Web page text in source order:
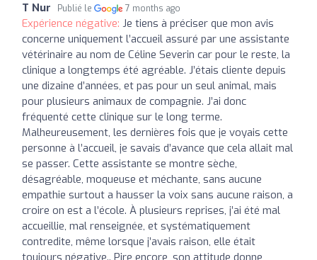
T Nur Publié le 7 months ago
Expérience négative: Je tiens à préciser que mon avis
concerne uniquement l’accueil assuré par une assistante
vétérinaire au nom de Céline Severin car pour le reste, la
clinique a longtemps été agréable. J’étais cliente depuis
une dizaine d’années, et pas pour un seul animal, mais
pour plusieurs animaux de compagnie. J’ai donc
fréquenté cette clinique sur le long terme.
Malheureusement, les dernières fois que je voyais cette
personne à l’accueil, je savais d’avance que cela allait mal
se passer. Cette assistante se montre sèche,
désagréable, moqueuse et méchante, sans aucune
empathie surtout a hausser la voix sans aucune raison, a
croire on est a l’école. À plusieurs reprises, j’ai été mal
accueillie, mal renseignée, et systématiquement
contredite, même lorsque j’avais raison, elle était